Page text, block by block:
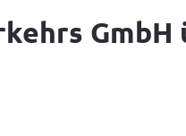
GmbH